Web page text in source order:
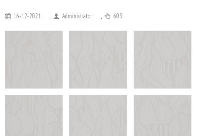
16-12-2021 Administrator 609